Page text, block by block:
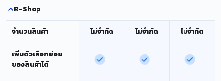
R-Shop
จำนวนสินค้า ไม่จำกัด ไม่จำกัด ไม่จำกัด
เพิ่มตัวเลือกย่อย
ของสินค้าได้